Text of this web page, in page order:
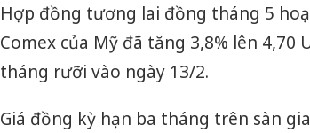
Hợp đồng tương lai đồng tháng 5
Comex của Mỹ đã tăng 3,8% lên 4,70
tháng rưỡi vào ngày 13/2.
Giá đồng kỳ hạn ba tháng trên sàn